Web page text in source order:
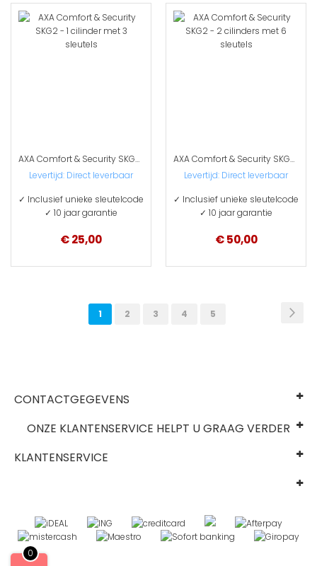
0
AXA Comfort & Security SKG2 - 1 cilinder met 3 sleutels
Levertijd: Direct leverbaar
✓ Inclusief unieke sleutelcode
✓ 10 jaar garantie
€ 25,00
AXA Comfort & Security SKG2 - 2 cilinders met 6 sleutels
Levertijd: Direct leverbaar
✓ Inclusief unieke sleutelcode
✓ 10 jaar garantie
€ 50,00
Pagina
U
1 Pagina
2 Pagina
3 Pagina
4 Pagina
5
CONTACTGEGEVENS
ONZE KLANTENSERVICE HELPT U GRAAG VERDER
KLANTENSERVICE